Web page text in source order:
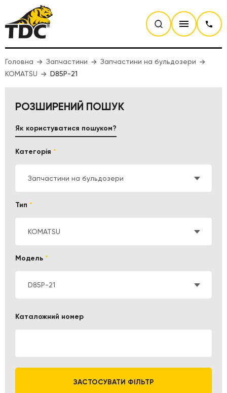
Головна Запчастини
Запчастини на бульдозери
KOMATSU
D85P-21
РОЗШИРЕНИЙ ПОШУК
Категорія *
Запчастини на бульдозери
Тип *
KOMATSU
Модель *
D85P-21
Каталожний номер
ЗАСТОСУВАТИ ФІЛЬТР
Як користуватися пошуком?